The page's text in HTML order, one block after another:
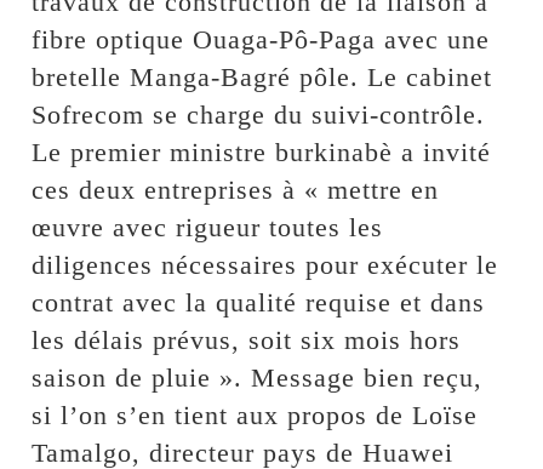
fibre optique Ouaga-Pô-Paga avec une
bretelle Manga-Bagré pôle. Le cabinet
Sofrecom se charge du suivi-contrôle.
Le premier ministre burkinabè a invité
ces deux entreprises à « mettre en
œuvre avec rigueur toutes les
diligences nécessaires pour exécuter le
contrat avec la qualité requise et dans
les délais prévus, soit six mois hors
saison de pluie ». Message bien reçu,
si l’on s’en tient aux propos de Loïse
Tamalgo, directeur pays de Huawei